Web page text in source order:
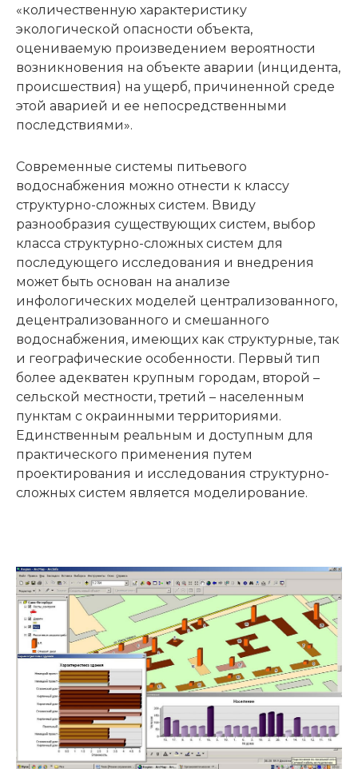
«количественную характеристику
экологической опасности объекта,
оцениваемую произведением вероятности
возникновения на объекте аварии (инцидента,
происшествия) на ущерб, причиненной среде
этой аварией и ее непосредственными
последствиями».
Современные системы питьевого
водоснабжения можно отнести к классу
структурно-сложных систем. Ввиду
разнообразия существующих систем, выбор
класса структурно-сложных систем для
последующего исследования и внедрения
может быть основан на анализе
инфологических моделей централизованного,
децентрализованного и смешанного
водоснабжения, имеющих как структурные, так
и географические особенности. Первый тип
более адекватен крупным городам, второй –
сельской местности, третий – населенным
пунктам с окраинными территориями.
Единственным реальным и доступным для
практического применения путем
проектирования и исследования структурно-
сложных систем является моделирование.